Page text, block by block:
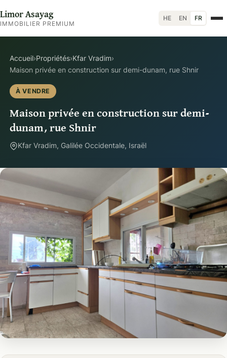
Limor Asayag
IMMOBILIER PREMIUM
HE EN FR
Accueil›Propriétés›Kfar Vradim›
Maison privée en construction sur demi-dunam, rue Shnir
À VENDRE
Maison privée en construction sur demi-
dunam, rue Shnir
Kfar Vradim, Galilée Occidentale, Israël
À